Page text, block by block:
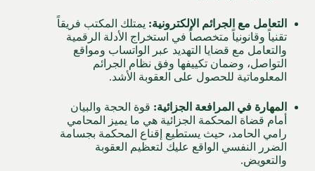
التعامل مع الجرائم الإلكترونية: يمتلك المكتب فريقاً
تقنياً وقانونياً متخصصاً في استخراج الأدلة الرقمية
والتعامل مع قضايا التهديد عبر الواتساب ومواقع
التواصل، وضمان تكييفها وفق نظام الجرائم
المعلوماتية للحصول على العقوبة الأشد.
المهارة في المرافعة الجزائية: قوة الحجة والبيان
أمام قضاة المحكمة الجزائية هي ما يميز المحامي
رامي الحامد، حيث يستطيع إقناع المحكمة بجسامة
الضرر النفسي الواقع عليك لتعظيم العقوبة
والتعويض.